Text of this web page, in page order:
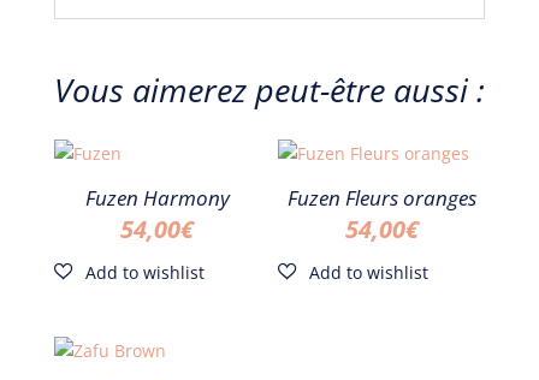
Vous aimerez peut-être aussi :
Fuzen Harmony
54,00€
Fuzen Fleurs oranges
54,00€